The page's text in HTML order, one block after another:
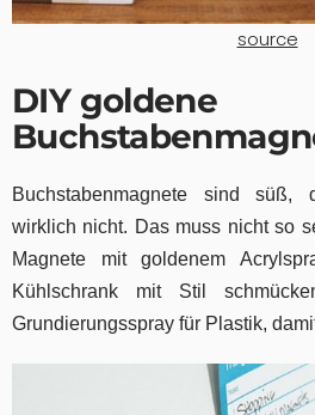
source
DIY goldene
Buchstabenmagnete sind
wirklich nicht. Das muss nicht so
Magnete mit goldenem
Kühlschrank mit Stil
Grundierungsspray für Plastik,